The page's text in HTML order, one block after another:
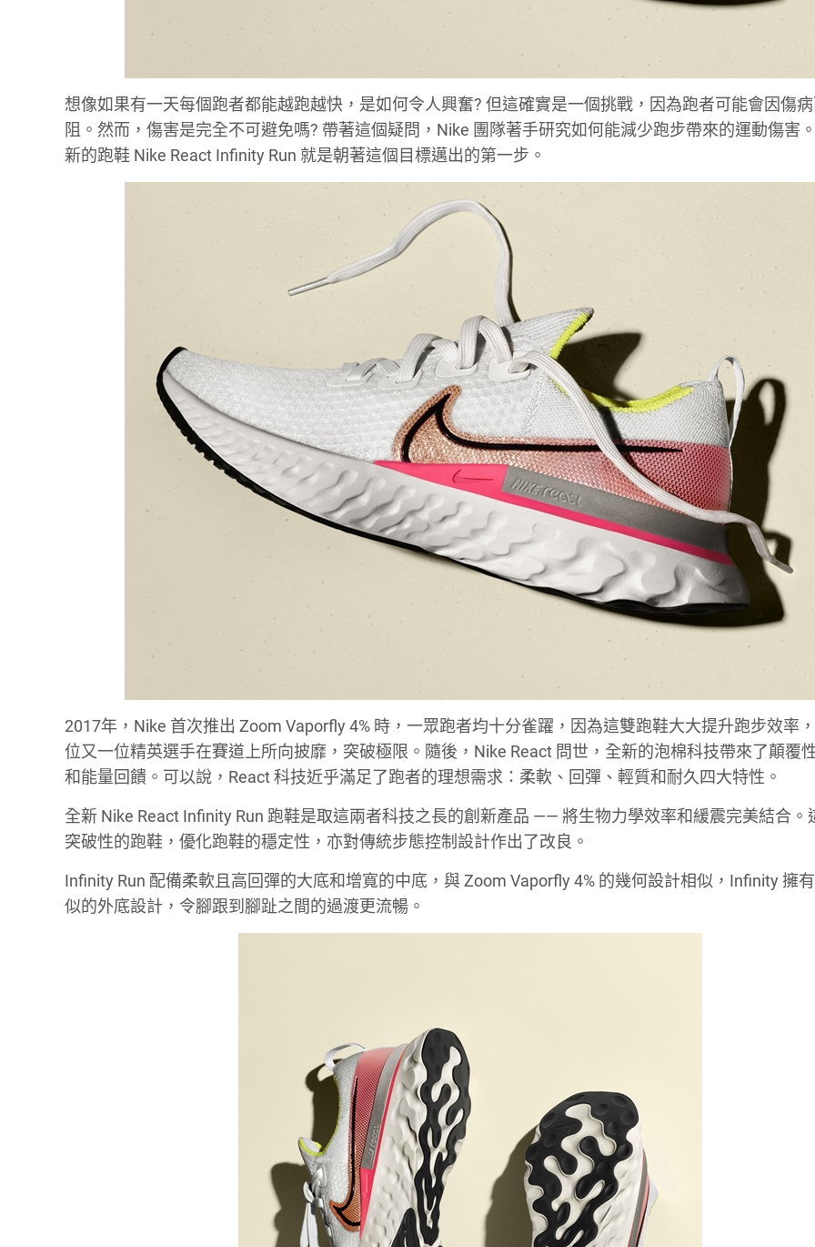
想像如果有一天每個跑者都能越跑越快，是如何令人興奮? 但這確實是一個挑戰，因為跑者可能會因傷
阻。然而，傷害是完全不可避免嗎? 帶著這個疑問，Nike 團隊著手研究如何能減少跑步帶來的運動傷害
新的跑鞋 Nike React Infinity Run 就是朝著這個目標邁出的第一步。
2017年，Nike 首次推出 Zoom Vaporfly 4% 時，一眾跑者均十分雀躍，因為這雙跑鞋大大提升跑步效率
位又一位精英選手在賽道上所向披靡，突破極限。隨後，Nike React 問世，全新的泡棉科技帶來了顛覆
和能量回饋。可以說，React 科技近乎滿足了跑者的理想需求：柔軟、回彈、輕質和耐久四大特性。
全新 Nike React Infinity Run 跑鞋是取這兩者科技之長的創新產品 —— 將生物力學效率和緩震完美結合。
突破性的跑鞋，優化跑鞋的穩定性，亦對傳統步態控制設計作出了改良。
Infinity Run 配備柔軟且高回彈的大底和增寬的中底，與 Zoom Vaporfly 4% 的幾何設計相似，Infinity 擁
似的外底設計，令腳跟到腳趾之間的過渡更流暢。